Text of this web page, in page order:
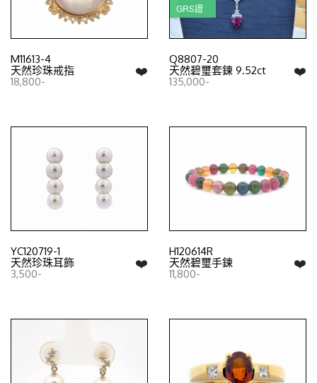
M11613-4
❤️
天然珍珠戒指
18,800-
GRS證
Q8807-20
❤️
天然碧璽套鍊 9.52ct
135,000-
YC120719-1
❤️
天然珍珠耳飾
3,500-
H120614R
❤️
天然碧璽手鍊
11,800-